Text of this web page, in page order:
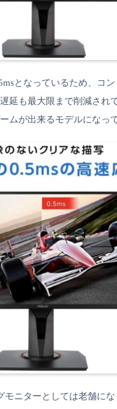
となっているため、コン
延も最大限まで削減され
ムが出来るモデルになっ
モニターとしては老舗にな